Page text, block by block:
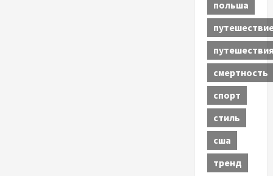
польша
смертность
спорт
стиль
сша
тренд